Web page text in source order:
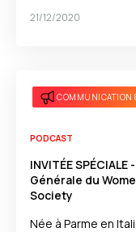
21/12/2020
COMMUNICATION
PODCAST
INVITÉE
Générale du
Society
Née à Parme en